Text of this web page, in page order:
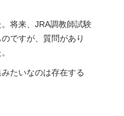
将来、JRA調教師試験
ですが、質問があり
たいなのは存在する